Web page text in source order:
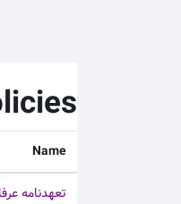
Name
تعهدنامه